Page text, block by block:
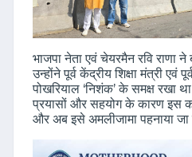
भाजपा नेता एवं चेयरमैन रवि राणा
उन्होंने पूर्व केंद्रीय शिक्षा मंत्री एवं
पोखरियाल ‘निशंक’ के समक्ष
प्रयासों और सहयोग के कारण इस
और अब इसे अमलीजामा पहनाया जा